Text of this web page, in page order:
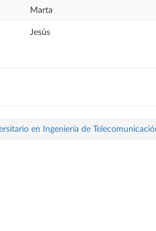
Marta
Jesús
en Ingeniería de